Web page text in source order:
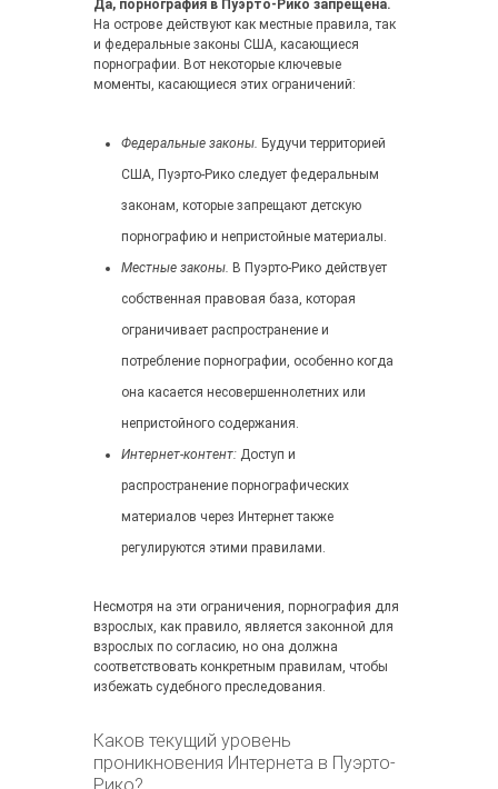
Да, порнография в Пуэрто-Рико запрещена.
На острове действуют как местные правила, так
и федеральные законы США, касающиеся
порнографии. Вот некоторые ключевые
моменты, касающиеся этих ограничений:
Федеральные законы. Будучи территорией
США, Пуэрто-Рико следует федеральным
законам, которые запрещают детскую
порнографию и непристойные материалы.
Местные законы. В Пуэрто-Рико действует
собственная правовая база, которая
ограничивает распространение и
потребление порнографии, особенно когда
она касается несовершеннолетних или
непристойного содержания.
Интернет-контент: Доступ и
распространение порнографических
материалов через Интернет также
регулируются этими правилами.
Несмотря на эти ограничения, порнография для
взрослых, как правило, является законной для
взрослых по согласию, но она должна
соответствовать конкретным правилам, чтобы
избежать судебного преследования.
Каков текущий уровень
проникновения Интернета в Пуэрто-